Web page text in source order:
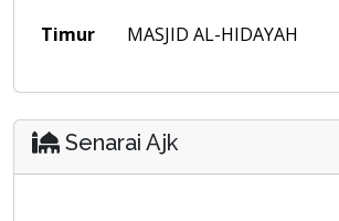
Timur
MASJID AL-HIDAYAH
Senarai Ajk